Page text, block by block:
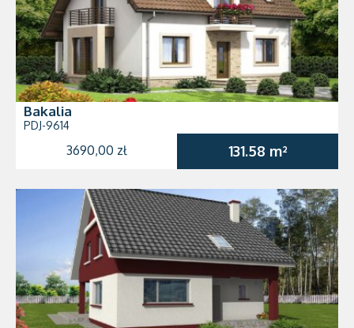
Bakalia
PDJ-9614
3690,00 zł 131.58 m²